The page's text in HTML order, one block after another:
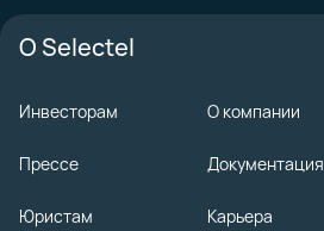
О Selectel
Инвесторам О компании
Прессе Документация
Юристам Карьера